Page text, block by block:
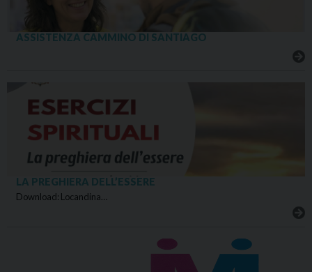
ASSISTENZA CAMMINO DI SANTIAGO
LA PREGHIERA DELL’ESSERE
Download: Locandina…